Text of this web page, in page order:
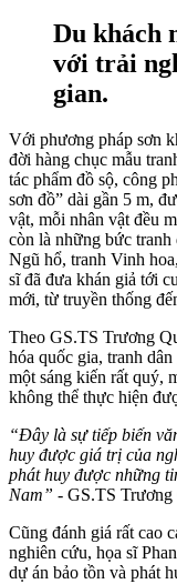
Du khách
với trải
gian.
Với phương pháp sơn
đời hàng chục mẫu
tác phẩm đồ sộ, công
sơn đồ” dài gần 5 m,
vật, mỗi nhân vật đều
còn là những bức tranh
Ngũ hổ, tranh Vinh
sĩ đã đưa khán giả tới
mới, từ truyền thống
Theo GS.TS Trương
hóa quốc gia, tranh
một sáng kiến rất quý,
không thể thực hiện
“Đây là sự tiếp biến
huy được giá trị của
phát huy được những
Nam” - GS.TS
Cũng đánh giá rất cao
nghiên cứu, họa sĩ
dự án bảo tồn và phát